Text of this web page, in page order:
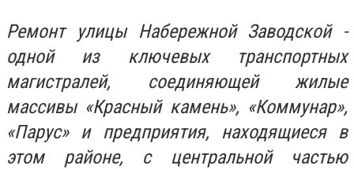
Ремонт улицы Набережной Заводской -
одной из ключевых транспортных
магистралей, соединяющей жилые
массивы «Красный камень», «Коммунар»,
«Парус» и предприятия, находящиеся в
этом районе, с центральной частью